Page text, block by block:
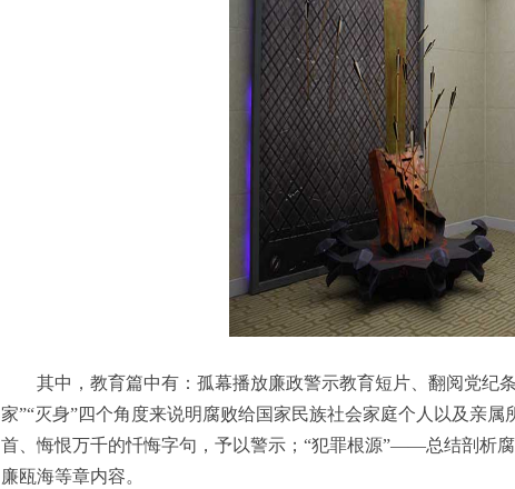
其中，教育篇中有：孤幕播放廉政警示教育短片、翻阅党纪
家”“灭身”四个角度来说明腐败给国家民族社会家庭个人以及亲
首、悔恨万千的忏悔字句，予以警示；“犯罪根源”——总结剖析
廉瓯海等章内容。